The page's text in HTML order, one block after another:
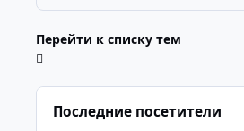
Перейти к списку тем
Последние посетители